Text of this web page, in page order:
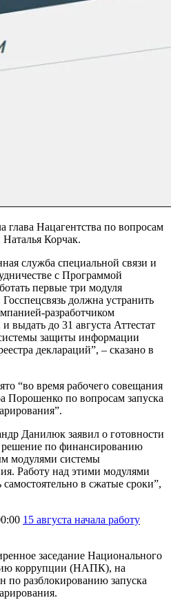
глава Нацагентства по вопросам
Корчак.
служба специальной связи и
с Программой
первые три модуля
должна устранить
разработчиком
выдать до 31 августа Аттестат
защиты информации
деклараций”, – сказано в
“во время рабочего совещания
Порошенко по вопросам запуска
Данилюк заявил о готовности
решение по финансированию
модулями системы
Работу над этими модулями
в сжатые сроки”,
15 августа начала работу
заседание Национального
коррупции (НАПК), на
по разблокированию запуска